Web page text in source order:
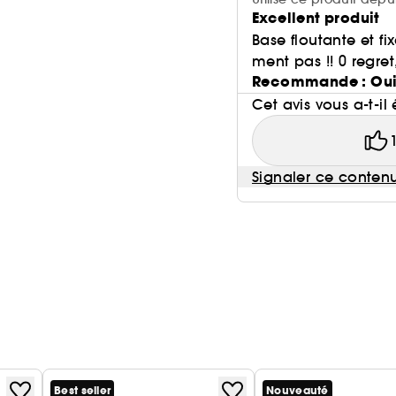
Excellent produit
Base floutante et
ment pas !! 0
Recommande :
Cet avis vous a-t-il
Signaler ce
Best seller Nouveauté